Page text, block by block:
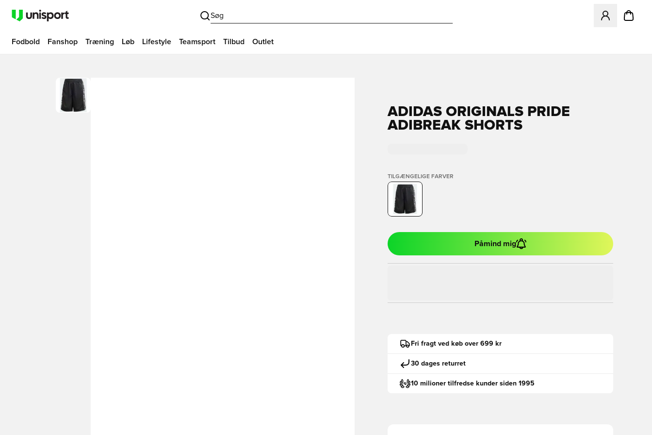
Søg
Åbner en
Fodbold Fanshop Træning Løb Lifestyle Teamsport Tilbud Outlet
ADIDAS ORIGINALS PRIDE
ADIBREAK SHORTS
TILGÆNGELIGE FARVER
Påmind mig
Fri fragt ved køb over 699 kr
30 dages returret
10 milioner tilfredse kunder siden 1995